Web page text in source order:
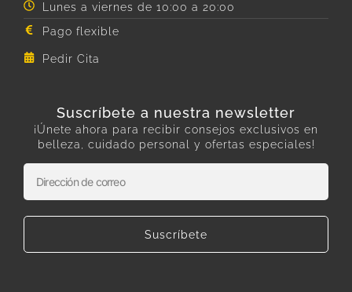
Lunes a viernes de 10:00 a 20:00
Pago flexible
Pedir Cita
Suscríbete a nuestra newsletter
¡Únete ahora para recibir consejos exclusivos en
belleza, cuidado personal y ofertas especiales!
Suscríbete